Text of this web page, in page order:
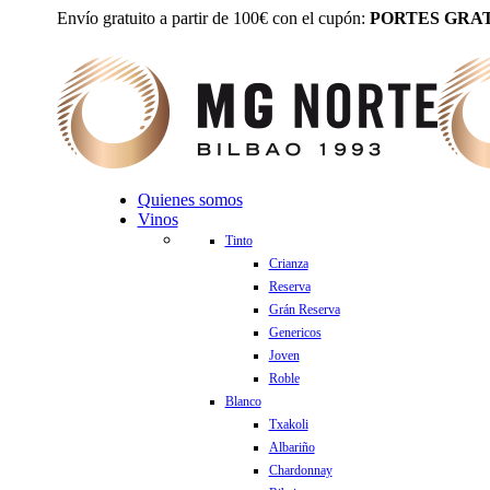
Envío gratuito a partir de 100€ con el cupón: PORTES
Quienes somos
Vinos
Tinto
Crianza
Reserva
Grán Reserva
Genericos
Joven
Roble
Blanco
Txakoli
Albariño
Chardonnay